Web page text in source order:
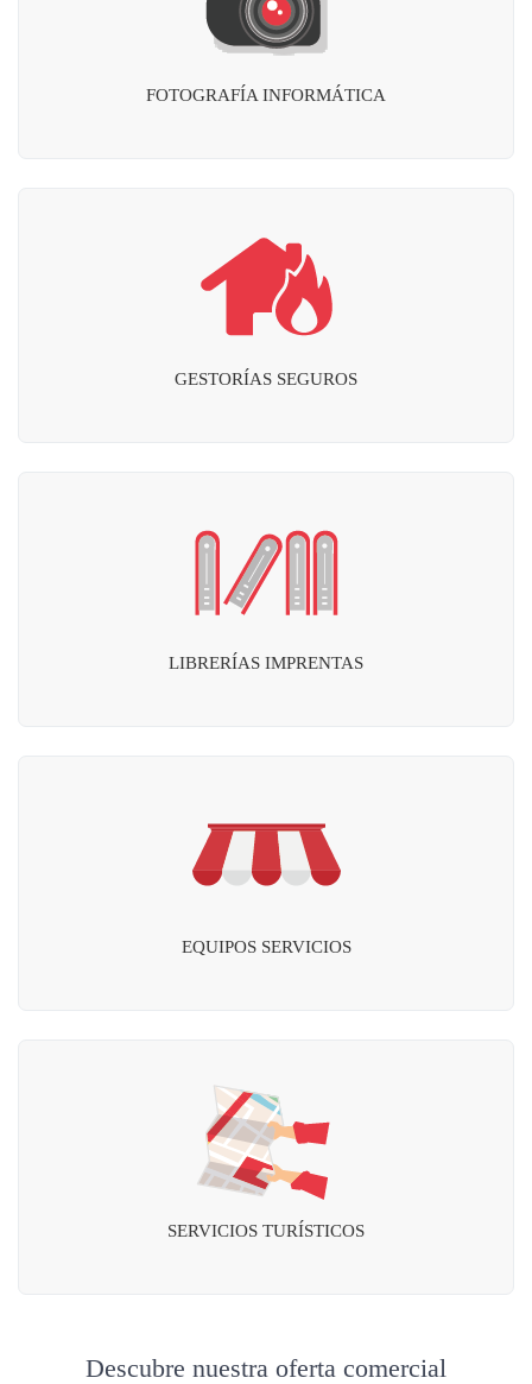
FOTOGRAFÍA INFORMÁTICA
GESTORÍAS SEGUROS
LIBRERÍAS IMPRENTAS
EQUIPOS SERVICIOS
SERVICIOS TURÍSTICOS
Descubre nuestra oferta comercial